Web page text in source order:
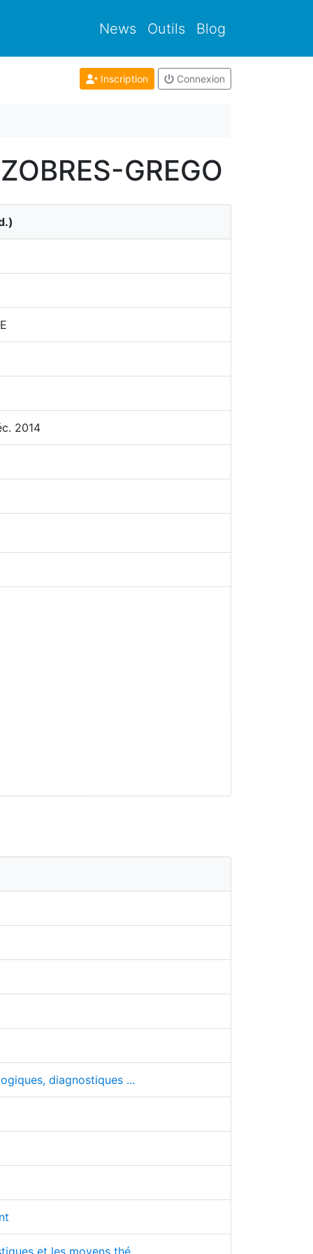
News Outils Blog
Inscription Connexion
GREGO
2014
diagnostiques ...
et les moyens thé ...